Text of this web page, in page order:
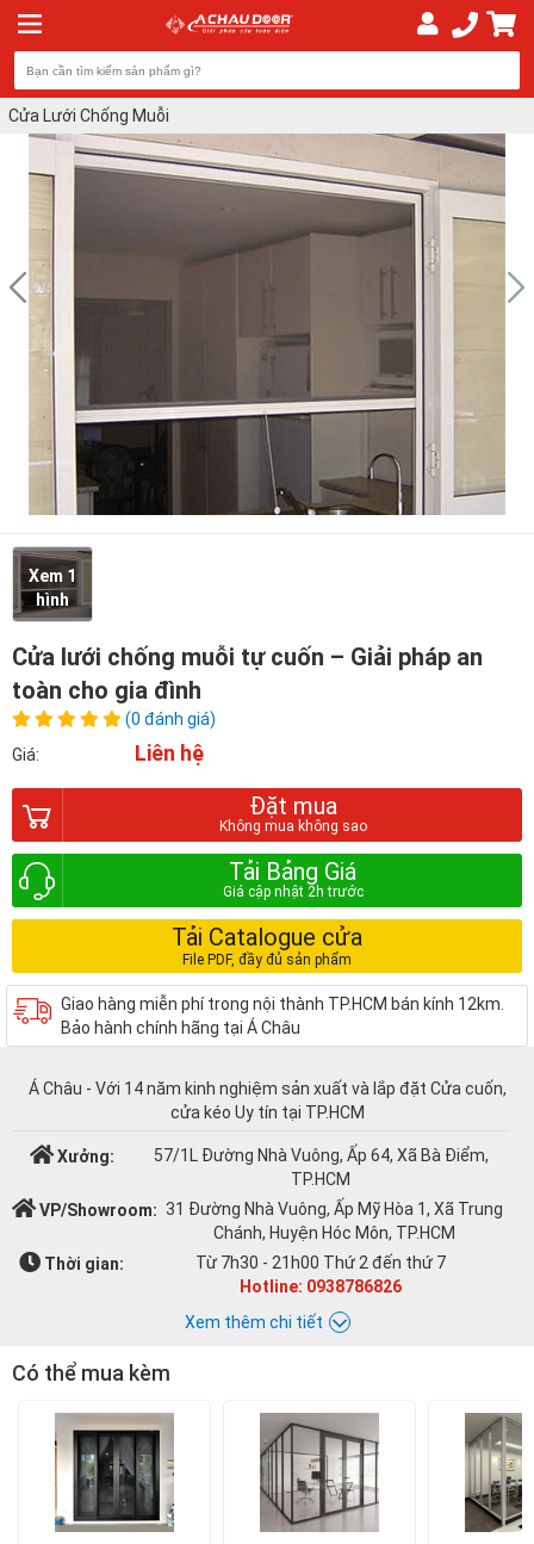
Cửa Lưới Chống Muỗi
Xem 1
hình
Cửa lưới chống muỗi tự cuốn – Giải pháp an
toàn cho gia đình
(0 đánh giá)
Giá:
Liên hệ
Đặt mua
Tải Bảng Giá
Tải Catalogue cửa
Giao hàng miễn phí trong nội thành TP.HCM bán kính 12km.
Bảo hành chính hãng tại Á Châu
Á Châu - Với 14 năm kinh nghiệm sản xuất và lắp đặt Cửa cuốn,
cửa kéo Uy tín tại TP.HCM
Xưởng:
57/1L Đường Nhà Vuông, Ấp 64, Xã Bà Điểm,
TP.HCM
VP/Showroom: 31 Đường Nhà Vuông, Ấp Mỹ Hòa 1, Xã Trung
Chánh, Huyện Hóc Môn, TP.HCM
Thời gian:
Từ 7h30 - 21h00 Thứ 2 đến thứ 7
Hotline: 0938786826
Xem thêm chi tiết
Chat với Á CHÂU:
Á CHÂU
0938786826
Email:cuacuonachau@gmail.com
Có thể mua kèm